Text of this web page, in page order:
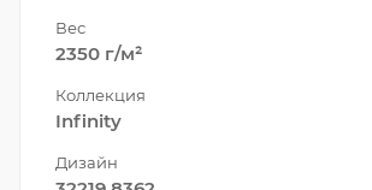
Вес
2350 г/м²
Коллекция
Infinity
Дизайн